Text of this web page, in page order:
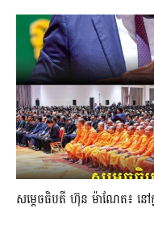
សម្តេចធិបតី ហ៊ុន ម៉ាណែត៖ នៅ